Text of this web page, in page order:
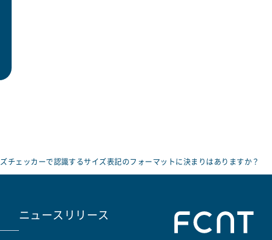
チェッカーで認識するサイズ表記のフォーマットに決まりはありますか？
ニュースリリース